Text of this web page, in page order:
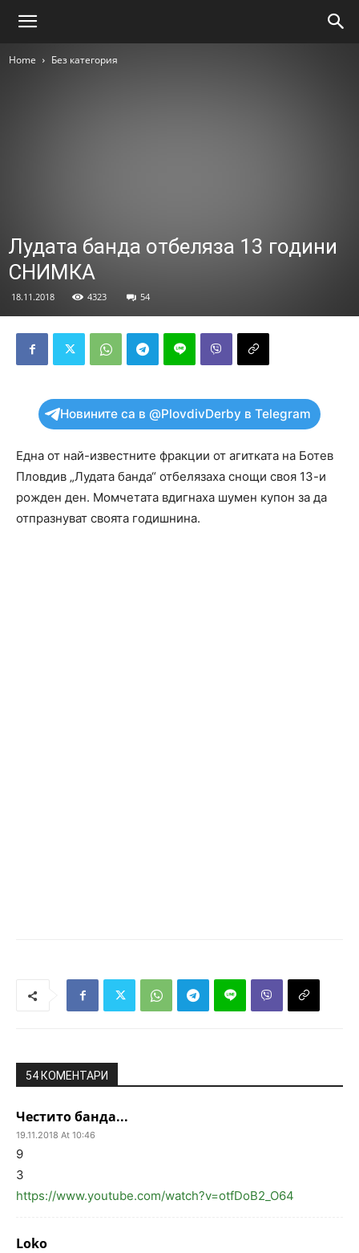
Home Без категория
Лудата банда отбеляза 13 години
СНИМКА
18.11.2018 4323 54
Новините са в @PlovdivDerby в Telegram
Една от най-известните фракции от агитката на Ботев
Пловдив „Лудата банда“ отбелязаха снощи своя 13-и
рожден ден. Момчетата вдигнаха шумен купон за да
отпразнуват своята годишнина.
54 КОМЕНТАРИ
Честито банда...
19.11.2018 At 10:46
9
3
https://www.youtube.com/watch?v=otfDoB2_O64
Loko